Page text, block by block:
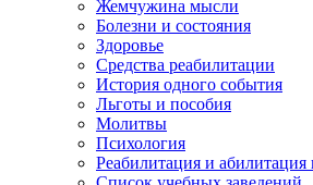
Жемчужина мысли
Болезни и состояния
Здоровье
Средства реабилитации
История одного события
Льготы и пособия
Молитвы
Психология
Реабилитация и абилитация